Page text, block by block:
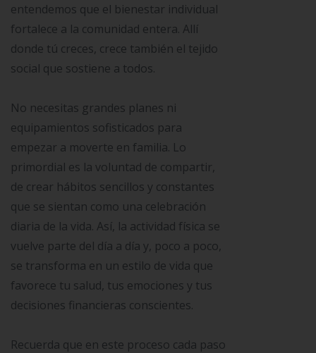
entendemos que el bienestar individual
fortalece a la comunidad entera. Allí
donde tú creces, crece también el tejido
social que sostiene a todos.
No necesitas grandes planes ni
equipamientos sofisticados para
empezar a moverte en familia. Lo
primordial es la voluntad de compartir,
de crear hábitos sencillos y constantes
que se sientan como una celebración
diaria de la vida. Así, la actividad física se
vuelve parte del día a día y, poco a poco,
se transforma en un estilo de vida que
favorece tu salud, tus emociones y tus
decisiones financieras conscientes.
Recuerda que en este proceso cada paso